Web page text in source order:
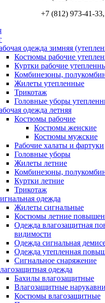
+7 (812) 973-41-
одежда зимняя
Костюмы рабочие
Куртки рабочие
Комбинезоны,
Жилеты утепленные
Трикотаж
Головные уборы
одежда летняя
Костюмы рабочие
Костюмы женские
Костюмы мужские
Рабочие халаты и фартуки
Головные уборы
Жилеты летние
Комбинезоны,
Куртки летние
Трикотаж
одежда
Жилеты сигнальные
Костюмы летние
Одежда влагозащитная
видимости
Одежда сигнальная
Одежда утепленная
Сигнальное снаряжение
одежда
Бахилы влагозащитные
Влагозащитные
Костюмы влагозащитные